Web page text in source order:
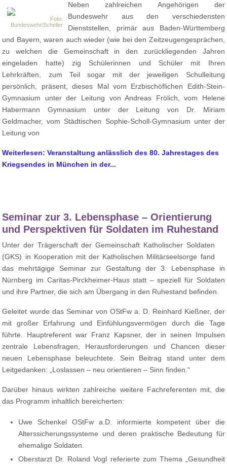
Foto:
Bundeswehr/Scheller
Neben zahlreichen Angehörigen der
Bundeswehr aus den verschiedensten
Dienststellen, primär aus Baden-Württemberg
und Bayern, waren auch wieder (wie bei den Zeitzeugengesprächen,
zu welchen die Gemeinschaft in den zurückliegenden Jahren
eingeladen hatte) zig Schülerinnen und Schüler mit Ihren
Lehrkräften, zum Teil sogar mit der jeweiligen Schulleitung
persönlich, präsent, dieses Mal vom Erzbischöflichen Edith-Stein-
Gymnasium unter der Leitung von Andreas Frölich, vom Helene
Habermann Gymnasium unter der Leitung von Dr. Miriam
Geldmacher, vom Städtischen Sophie-Scholl-Gymnasium unter der
Leitung von
Weiterlesen: Veranstaltung anlässlich des 80. Jahrestages des
Kriegsendes in München in der...
Seminar zur 3. Lebensphase – Orientierung
und Perspektiven für Soldaten im Ruhestand
Unter der Trägerschaft der Gemeinschaft Katholischer Soldaten
(GKS) in Kooperation mit der Katholischen Militärseelsorge fand
das mehrtägige Seminar zur Gestaltung der 3. Lebensphase in
Nürnberg im Caritas-Pirckheimer-Haus statt – speziell für Soldaten
und ihre Partner, die sich am Übergang in den Ruhestand befinden.
Geleitet wurde das Seminar von OStFw a. D. Reinhard Kießner, der
mit großer Erfahrung und Einfühlungsvermögen durch die Tage
führte. Hauptreferent war Franz Kapsner, der in seinen Impulsen
zentrale Lebensfragen, Herausforderungen und Chancen dieser
neuen Lebensphase beleuchtete. Sein Beitrag stand unter dem
Leitgedanken: „Loslassen – neu orientieren – Sinn finden.“
Darüber hinaus wirkten zahlreiche weitere Fachreferenten mit, die
das Programm inhaltlich bereicherten:
Uwe Schenkel OStFw a.D. informierte kompetent über die
Alterssicherungssysteme und deren praktische Bedeutung für
ehemalige Soldaten.
Oberstarzt Dr. Roland Vogl referierte zum Thema „Gesundheit